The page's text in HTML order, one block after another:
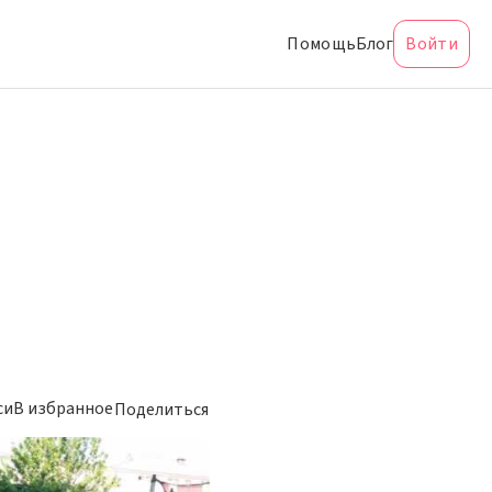
ПомощьБлог Войти
В избранноеПоделиться